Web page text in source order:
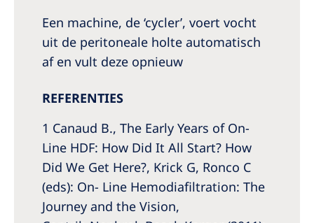
Een machine, de ‘cycler’, voert vocht
uit de peritoneale holte automatisch
af en vult deze opnieuw
REFERENTIES
1 Canaud B., The Early Years of On-
Line HDF: How Did It All Start? How
Did We Get Here?, Krick G, Ronco C
(eds): On- Line Hemodiafiltration: The
Journey and the Vision,